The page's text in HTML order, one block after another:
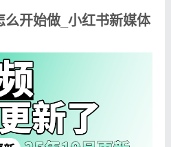
么开始做_小红书新媒体